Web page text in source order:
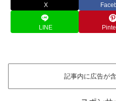
X
LINE
記事内に広告が